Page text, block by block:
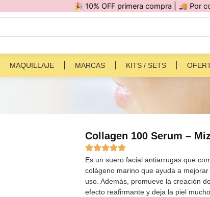
🎉 10% OFF primera compra | 🚚 Por
MAQUILLAJE MARCAS KITS / SETS
Collagen 100 Serum –
Es un suero facial antiarrugas que
colágeno marino que ayuda a
uso. Además, promueve la creación
efecto reafirmante y deja la piel